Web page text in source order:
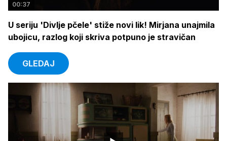
00:37
U seriju 'Divlje pčele' stiže novi lik! Mirjana unajmila
ubojicu, razlog koji skriva potpuno je stravičan
GLEDAJ